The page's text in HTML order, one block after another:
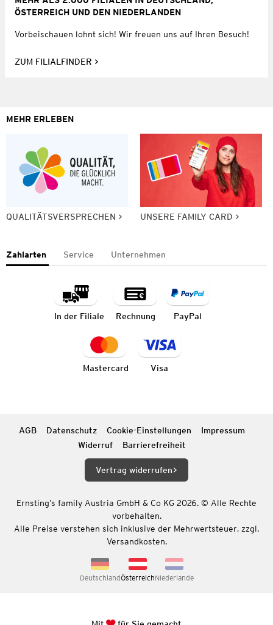
ÖSTERREICH UND DEN NIEDERLANDEN
Vorbeischauen lohnt sich! Wir freuen uns auf Ihren Besuch!
ZUM FILIALFINDER
MEHR ERLEBEN
QUALITÄTSVERSPRECHEN UNSERE FAMILY CARD
Zahlarten Service Unternehmen
In der Filiale Rechnung PayPal
Mastercard Visa
AGB Datenschutz Cookie-Einstellungen
Impressum
Widerruf
Barrierefreiheit
Vertrag widerrufen
Ernsting’s family Austria GmbH & Co KG 2026. © Alle Rechte
vorbehalten.
Alle Preise verstehen sich inklusive der Mehrwertsteuer, zzgl.
Versandkosten.
DeutschlandÖsterreichNiederlande